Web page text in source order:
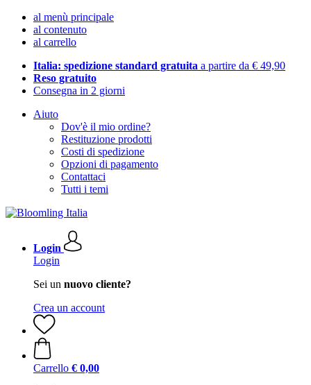
al menù principale
al contenuto
al carrello
Italia: spedizione standard gratuita a partire da € 49,90
Reso gratuito
Consegna in 2 giorni
Aiuto
Dov'è il mio ordine?
Restituzione prodotti
Costi di spedizione
Opzioni di pagamento
Contattaci
Tutti i temi
Login
Login
Sei un nuovo cliente?
Crea un account
Carrello € 0,00